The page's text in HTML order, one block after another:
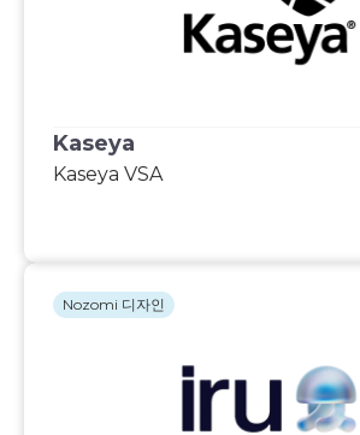
Kaseya
Kaseya VSA
Nozomi 디자인